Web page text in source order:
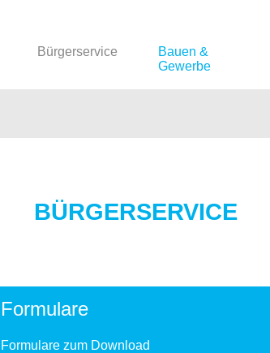
Bürgerservice
Bauen &
Gewerbe
BÜRGERSERVICE
Formulare
Formulare zum Download